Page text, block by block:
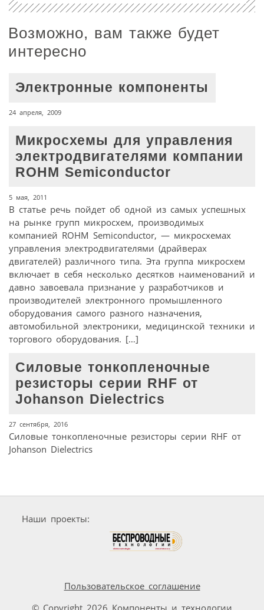
Возможно, вам также будет
интересно
Электронные компоненты
24 апреля, 2009
Микросхемы для управления
электродвигателями компании
ROHM Semiconductor
5 мая, 2011
В статье речь пойдет об одной из самых успешных
на рынке групп микросхем, производимых
компанией ROHM Semiconductor, — микросхемах
управления электродвигателями (драйверах
двигателей) различного типа. Эта группа микросхем
включает в себя несколько десятков наименований и
давно завоевала признание у разработчиков и
производителей электронного промышленного
оборудования самого разного назначения,
автомобильной электроники, медицинской техники и
торгового оборудования. […]
Силовые тонкопленочные
резисторы серии RHF от
Johanson Dielectrics
27 сентября, 2016
Силовые тонкопленочные резисторы серии RHF от
Johanson Dielectrics
Наши проекты:
Пользовательское соглашение